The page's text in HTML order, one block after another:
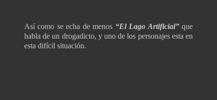
Así como seecha de menos “El Lago Artificial”que
habla de un drogadicto, y uno de los personajes esta en
esta difícil situación.